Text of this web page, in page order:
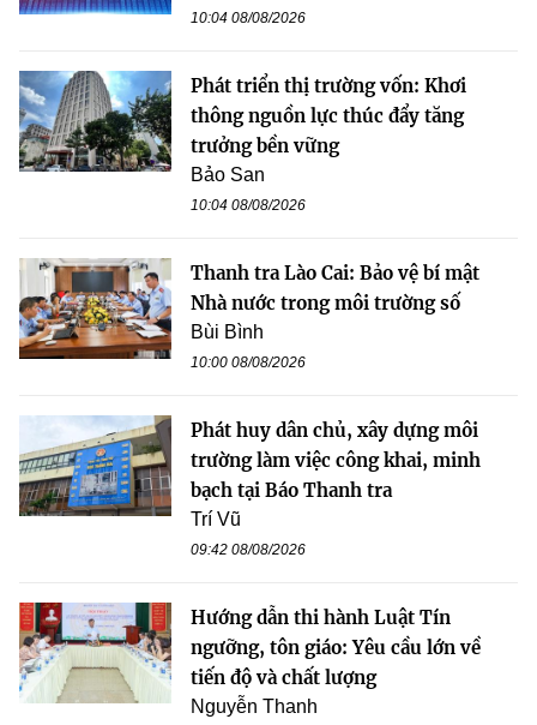
10:04 08/08/2026
Phát triển thị trường vốn: Khơi
thông nguồn lực thúc đẩy tăng
trưởng bền vững
Bảo San
10:04 08/08/2026
Thanh tra Lào Cai: Bảo vệ bí mật
Nhà nước trong môi trường số
Bùi Bình
10:00 08/08/2026
Phát huy dân chủ, xây dựng môi
trường làm việc công khai, minh
bạch tại Báo Thanh tra
Trí Vũ
09:42 08/08/2026
Hướng dẫn thi hành Luật Tín
ngưỡng, tôn giáo: Yêu cầu lớn về
tiến độ và chất lượng
Nguyễn Thanh